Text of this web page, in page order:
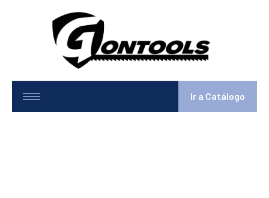
Ir a Catálogo